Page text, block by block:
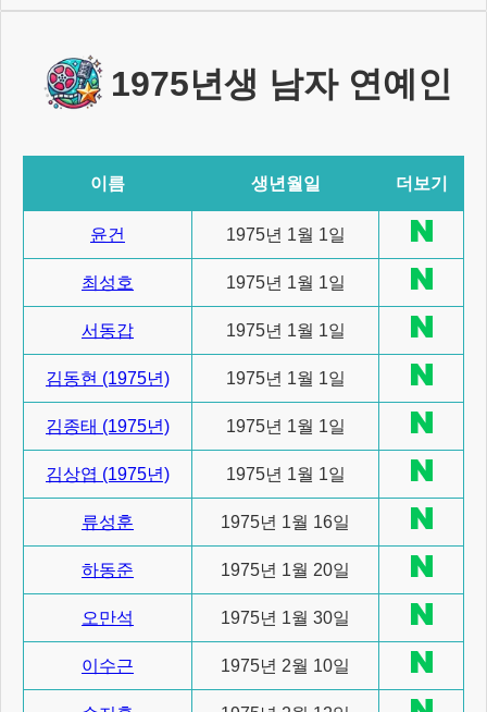
1975년생 남자 연예인
이름 생년월일 더보기
윤건 1975년 1월 1일
최성호 1975년 1월 1일
서동갑 1975년 1월 1일
김동현 (1975년) 1975년 1월 1일
김종태 (1975년) 1975년 1월 1일
김상엽 (1975년) 1975년 1월 1일
류성훈 1975년 1월 16일
하동준 1975년 1월 20일
오만석 1975년 1월 30일
이수근 1975년 2월 10일